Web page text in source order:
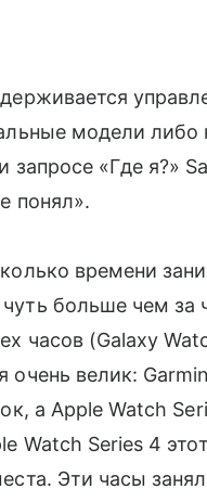
модели
запросе «Где я?»
понял».
времени
больше чем за
часов (Galaxy
очень велик:
а Apple Watch
Watch Series 4
Эти часы